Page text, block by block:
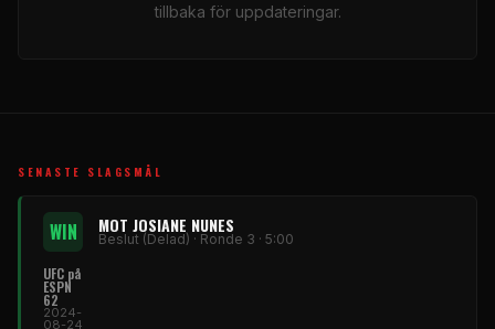
tillbaka för uppdateringar.
SENASTE SLAGSMÅL
WIN MOT JOSIANE NUNES
Beslut (Delad) · Ronde 3 · 5:00
UFC på
ESPN
62
2024-
08-24